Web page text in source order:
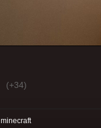
(+34)
minecraft